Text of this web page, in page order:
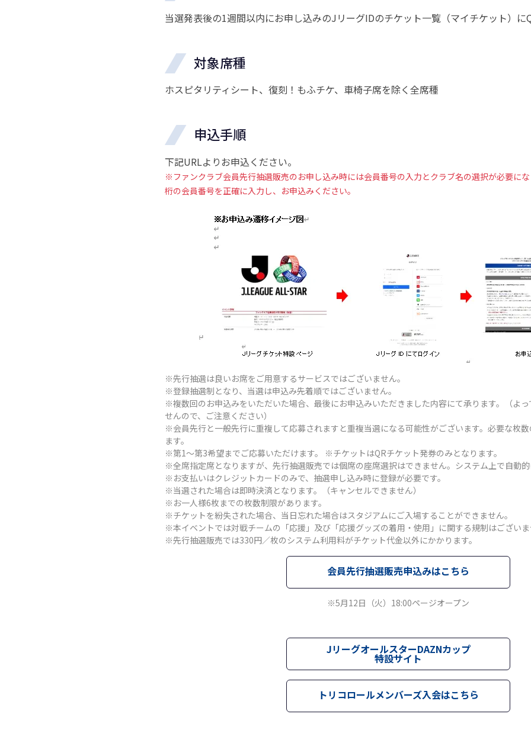
当選発表後の1週間以内にお申し込みのJリーグIDのチケット一覧（マイチケット）に
対象席種
ホスピタリティシート、復刻！もふチケ、車椅子席を除く全席種
申込手順
下記URLよりお申込ください。
※ファンクラブ会員先行抽選販売のお申し込み時には会員番号の入力とクラブ名の選択が必要に
桁の会員番号を正確に入力し、お申込みください。
※先行抽選は良いお席をご用意するサービスではございません。
※登録抽選制となり、当選は申込み先着順ではございません。
※複数回のお申込みをいただいた場合、最後にお申込みいただきました内容にて承ります。（よ
せんので、ご注意ください）
※会員先行と一般先行に重複して応募されますと重複当選になる可能性がございます。必要な枚
ます。
※第1～第3希望までご応募いただけます。 ※チケットはQRチケット発券のみとなります。
※全席指定席となりますが、先行抽選販売では個席の座席選択はできません。システム上で自動的
※お支払いはクレジットカードのみで、抽選申し込み時に登録が必要です。
※当選された場合は即時決済となります。（キャンセルできません）
※お一人様6枚までの枚数制限があります。
※チケットを紛失された場合、当日忘れた場合はスタジアムにご入場することができません。
※本イベントでは対戦チームの「応援」及び「応援グッズの着用・使用」に関する規制はございま
※先行抽選販売では330円／枚のシステム利用料がチケット代金以外にかかります。
会員先行抽選販売申込みはこちら
※5月12日（火）18:00ページオープン
JリーグオールスターDAZNカップ
特設サイト
トリコロールメンバーズ入会はこちら